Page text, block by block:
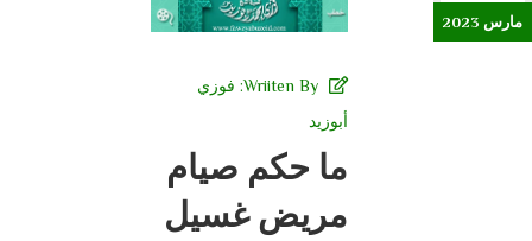
مارس 2023
Wriiten By: فوزي
أبوزيد
ما حكم صيام
مريض غسيل